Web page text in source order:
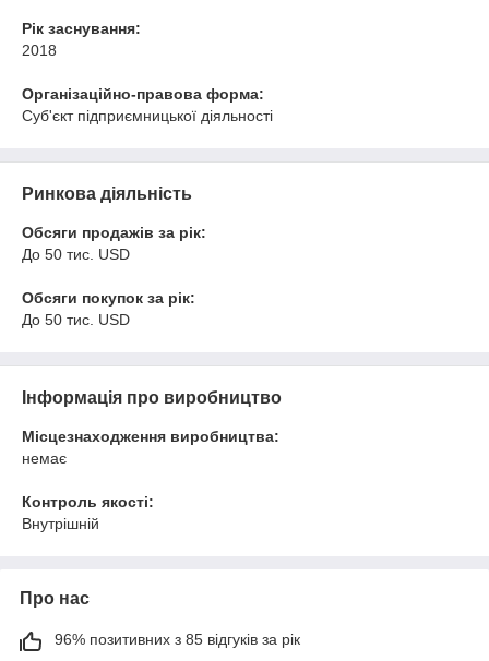
Рік заснування:
2018
Організаційно-правова форма:
Суб'єкт підприємницької діяльності
Ринкова діяльність
Обсяги продажів за рік:
До 50 тис. USD
Обсяги покупок за рік:
До 50 тис. USD
Інформація про виробництво
Місцезнаходження виробництва:
немає
Контроль якості:
Внутрішній
Про нас
96% позитивних з 85 відгуків за рік